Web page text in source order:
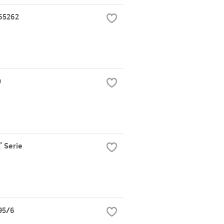
Serie
6